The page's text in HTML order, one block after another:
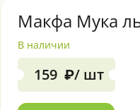
Макфа Мука
В наличии
159 ₽/ шт